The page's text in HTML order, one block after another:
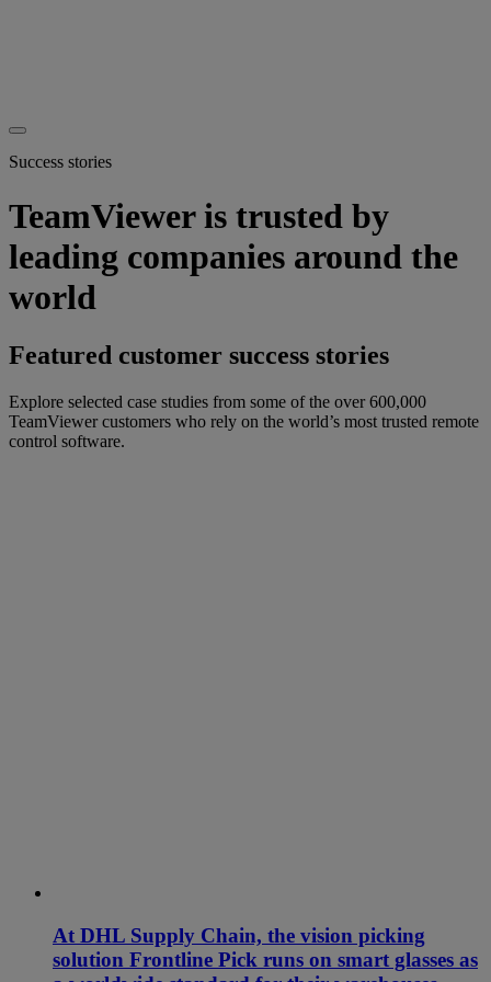
Success stories
TeamViewer is trusted by
leading companies around the
world
Featured customer success stories
Explore selected case studies from some of the over 600,000
TeamViewer customers who rely on the world’s most trusted remote
control software.
At DHL Supply Chain, the vision picking
solution Frontline Pick runs on smart glasses as